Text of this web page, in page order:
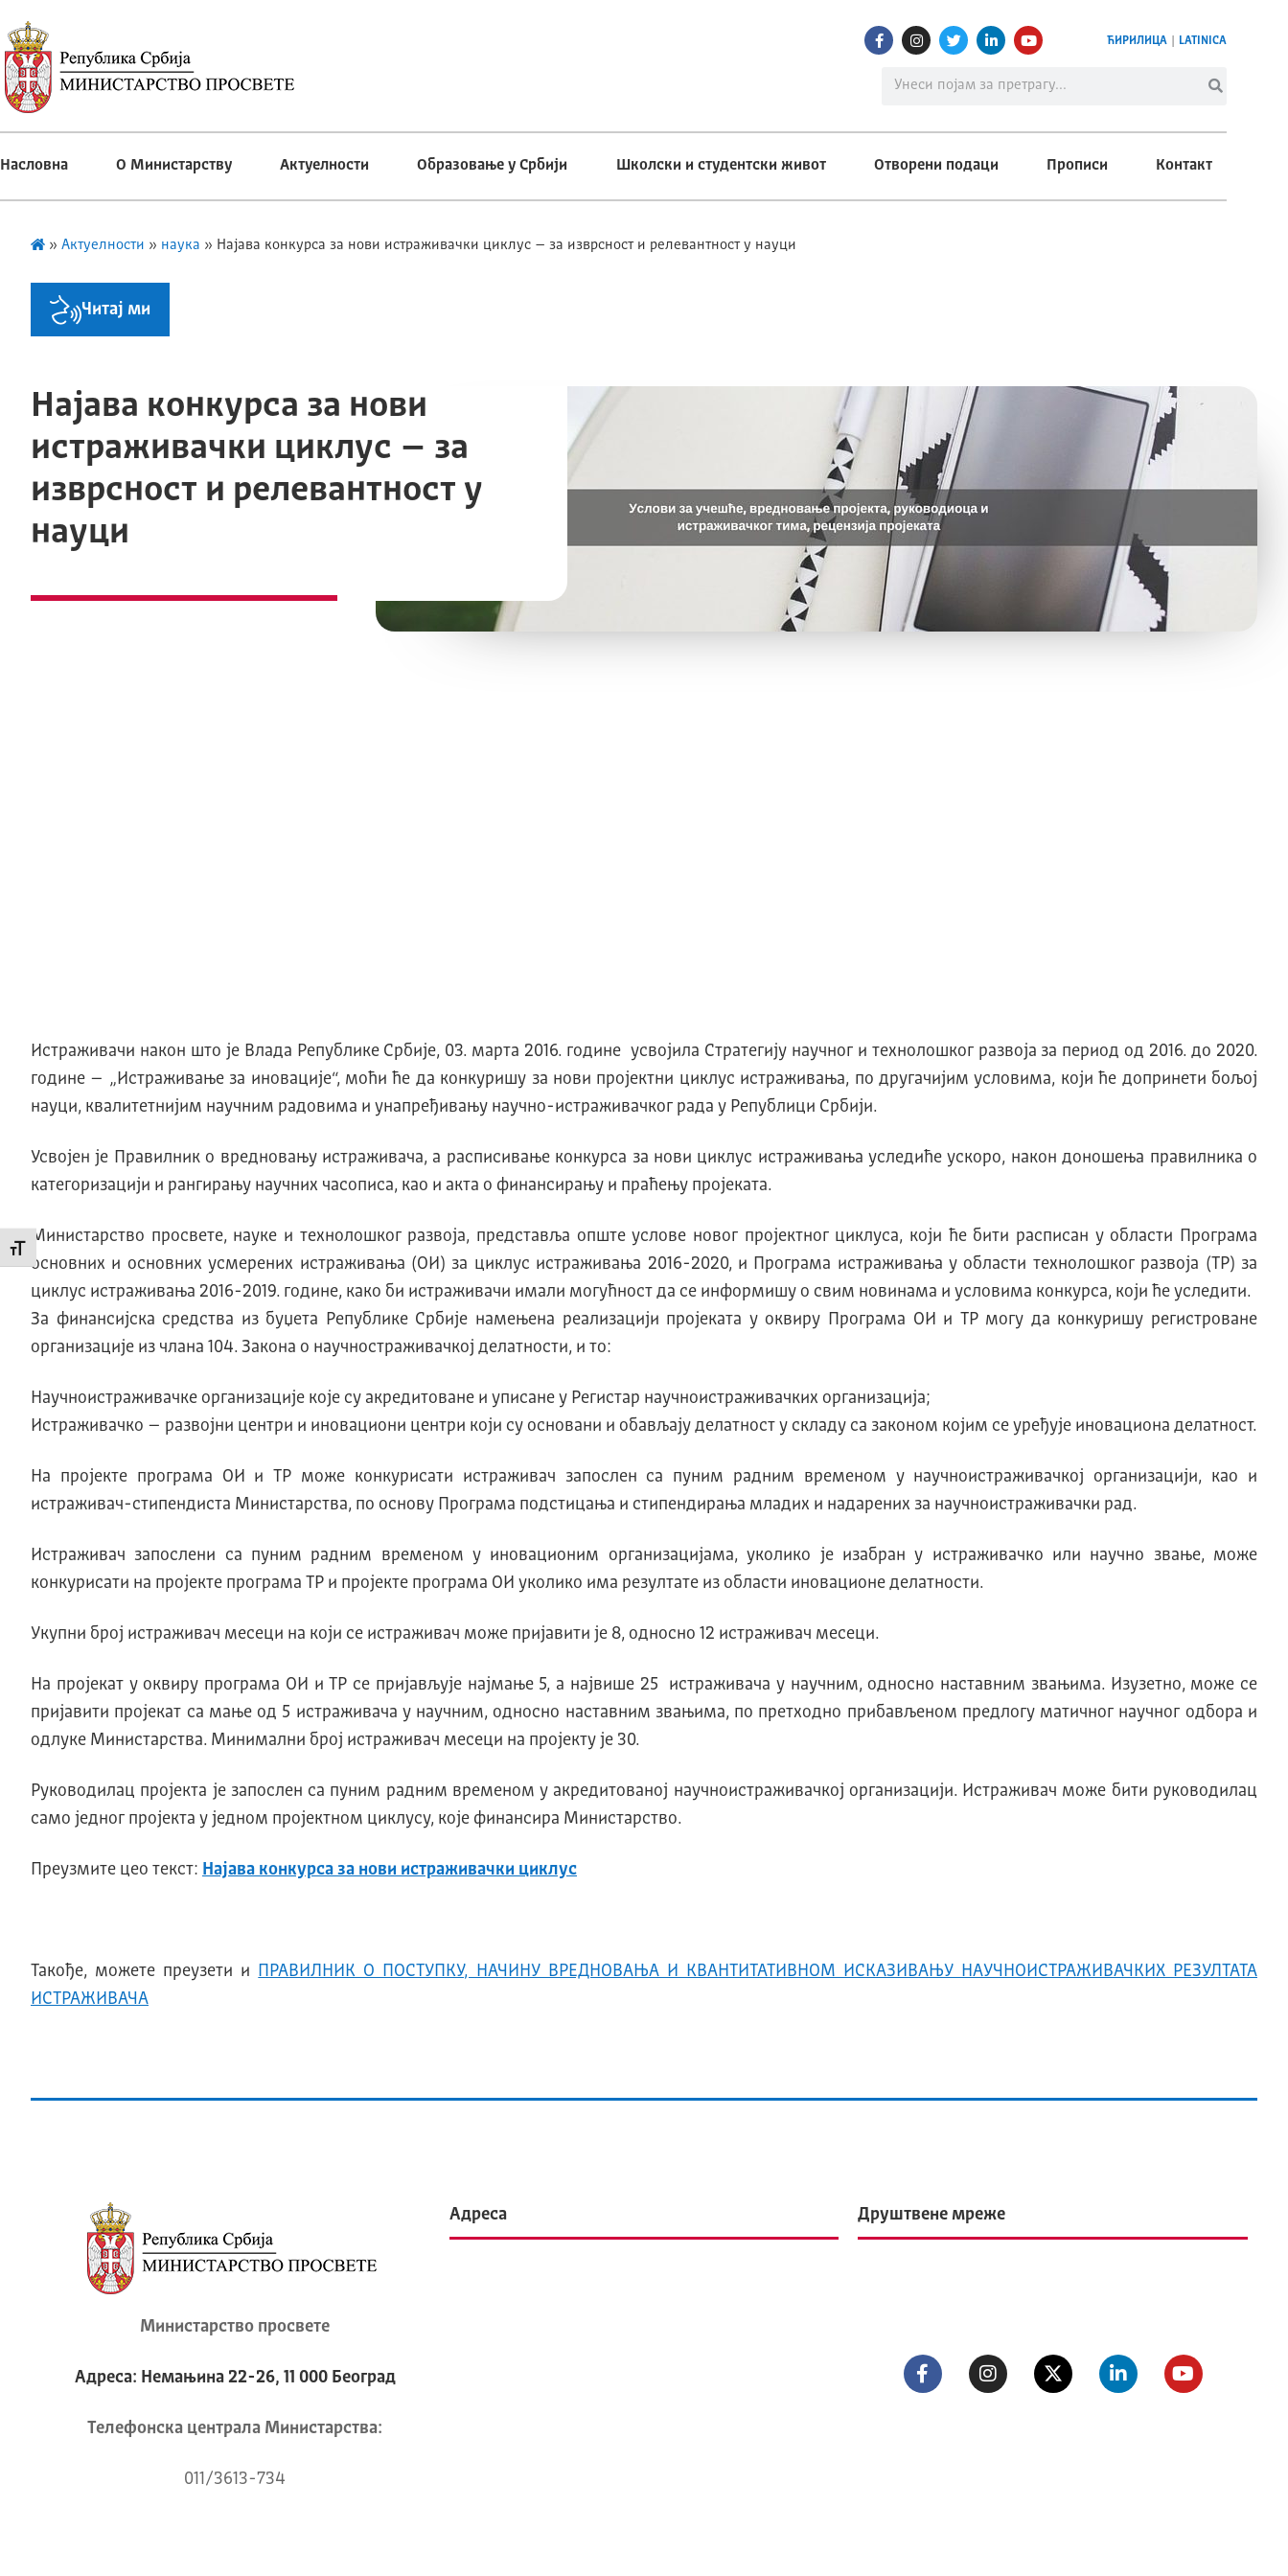
Промени величину слова
ЋИРИЛИЦА LATINICA
Насловна О Министарству Актуелности Образовање у Србији Школски и студентски живот Отворени подаци Прописи Контакт
» Актуелности » наука » Најава конкурса за нови истраживачки циклус – за изврсност и релевантност у науци
Читај ми
Најава конкурса за нови
истраживачки циклус – за
изврсност и релевантност у
науци
Истраживачи након што је Влада Републике Србије, 03. марта 2016. године усвојила Стратегију научног и технолошког развоја за период од 2016. до 2020.
године – „Истраживање за иновације“, моћи ће да конкуришу за нови пројектни циклус истраживања, по другачијим условима, који ће допринети бољој
науци, квалитетнијим научним радовима и унапређивању научно-истраживачког рада у Републици Србији.
Усвојен је Правилник о вредновању истраживача, а расписивање конкурса за нови циклус истраживања уследиће ускоро, након доношења правилника о
категоризацији и рангирању научних часописа, као и акта о финансирању и праћењу пројеката.
Министарство просвете, науке и технолошког развоја, представља опште услове новог пројектног циклуса, који ће бити расписан у области Програма
основних и основних усмерених истраживања (ОИ) за циклус истраживања 2016-2020, и Програма истраживања у области технолошког развоја (ТР) за
циклус истраживања 2016-2019. године, како би истраживачи имали могућност да се информишу о свим новинама и условима конкурса, који ће уследити.
За финансијска средства из буџета Републике Србије намењена реализацији пројеката у оквиру Програма ОИ и ТР могу да конкуришу регистроване
организације из члана 104. Закона о научностраживачкој делатности, и то:
Научноистраживачке организације које су акредитоване и уписане у Регистар научноистраживачких организација;
Истраживачко – развојни центри и иновациони центри који су основани и обављају делатност у складу са законом којим се уређује иновациона делатност.
На пројекте програма ОИ и ТР може конкурисати истраживач запослен са пуним радним временом у научноистраживачкој организацији, као и
истраживач-стипендиста Министарства, по основу Програма подстицања и стипендирања младих и надарених за научноистраживачки рад.
Истраживач запослени са пуним радним временом у иновационим организацијама, уколико је изабран у истраживачко или научно звање, може
конкурисати на пројекте програма ТР и пројекте програма ОИ уколико има резултате из области иновационе делатности.
Укупни број истраживач месеци на који се истраживач може пријавити је 8, односно 12 истраживач месеци.
На пројекат у оквиру програма ОИ и ТР се пријављује најмање 5, а највише 25 истраживача у научним, односно наставним звањима. Изузетно, може се
пријавити пројекат са мање од 5 истраживача у научним, односно наставним звањима, по претходно прибављеном предлогу матичног научног одбора и
одлуке Министарства. Минимални број истраживач месеци на пројекту је 30.
Руководилац пројекта је запослен са пуним радним временом у акредитованој научноистраживачкој организацији. Истраживач може бити руководилац
само једног пројекта у једном пројектном циклусу, које финансира Министарство.
Преузмите цео текст: Најава конкурса за нови истраживачки циклус
Taкође, можете преузети и
ПРАВИЛНИК О ПОСТУПКУ, НАЧИНУ ВРЕДНОВАЊА И КВАНТИТАТИВНОМ ИСКАЗИВАЊУ НАУЧНОИСТРАЖИВАЧКИХ РЕЗУЛТАТА
ИСТРАЖИВАЧА
Министарство просвете
Адреса: Немањина 22-26, 11 000 Београд
Телeфонска централа Mинистарства:
011/3613-734
Адреса Друштвене мреже